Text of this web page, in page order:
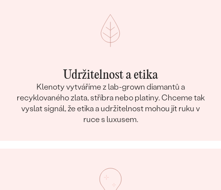
Udržitelnost a etika
Klenoty vytváříme z lab-grown diamantů a
recyklovaného zlata, stříbra nebo platiny. Chceme tak
vyslat signál, že etika a udržitelnost mohou jít ruku v
ruce s luxusem.